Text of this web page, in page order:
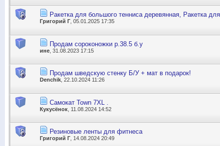
Ракетка для большого тенниса деревянная, Ракетка
Григорий Г , 05.01.2025 17:35
Продам сороконожки р.38.5 б.у
ине , 31.08.2023 17:15
Продам шведскую стенку Б/У + мат в подарок!
Denchik , 22.10.2024 11:26
Cамокат Town 7XL .
Кукусёнок , 11.08.2024 14:52
Резиновые ленты для фитнеса
Григорий Г , 14.08.2024 20:49